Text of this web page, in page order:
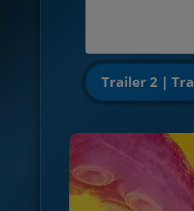
Trailer 2 |